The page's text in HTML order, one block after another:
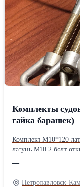
Комплекты судовые
гайка барашек)
Комплект М10*120
латунь М10 2 болт
1 гайка-барашек,
—
Петропавловск-